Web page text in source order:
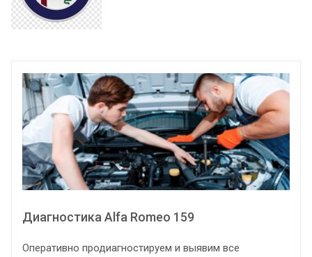
Диагностика Alfa Romeo 159
Оперативно продиагностируем и выявим все